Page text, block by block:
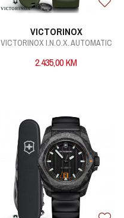
VICTORINOX
VICTORINOX I.N.O.X. AUTOMATIC
2.435,00KM